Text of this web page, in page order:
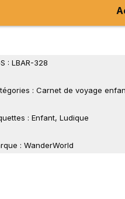
: LBAR-328
: Carnet de voyage
: Enfant, Ludique
: WanderWorld